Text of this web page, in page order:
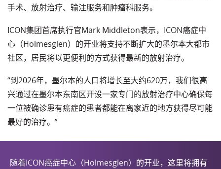
手术、放射治疗、输注服务和肿瘤科服务。
ICON集团首席执行官Mark Middleton表示，ICON癌症中
心（Holmesglen）的开业将支持不断扩大的墨尔本大都市
社区，居民将以更便利的方式获得最新的放射治疗。
“到2026年，墨尔本的人口将增长至大约620万，我们很高
兴通过在墨尔本东南区开设一家专门的放射治疗中心确保每
一位被确诊患有癌症的患者都能在离家近的地方获得尽可能
最好的治疗。”
随着ICON癌症中心（Holmesglen）的开业，这里将拥有